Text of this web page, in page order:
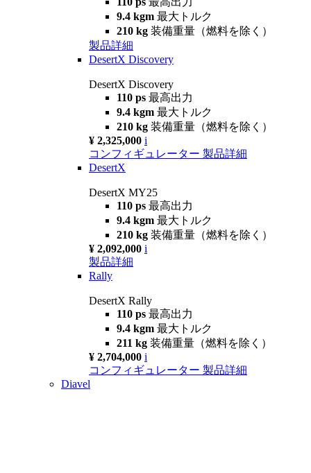
9.4 kgm 最大トルク
210 kg 装備重量（燃料を除く）
製品詳細
DesertX Discovery
DesertX Discovery
110 ps 最高出力
9.4 kgm 最大トルク
210 kg 装備重量（燃料を除く）
¥ 2,325,000 i
コンフィギュレーター 製品詳細
DesertX
DesertX MY25
110 ps 最高出力
9.4 kgm 最大トルク
210 kg 装備重量（燃料を除く）
¥ 2,092,000 i
製品詳細
Rally
DesertX Rally
110 ps 最高出力
9.4 kgm 最大トルク
211 kg 装備重量（燃料を除く）
¥ 2,704,000 i
コンフィギュレーター 製品詳細
Diavel